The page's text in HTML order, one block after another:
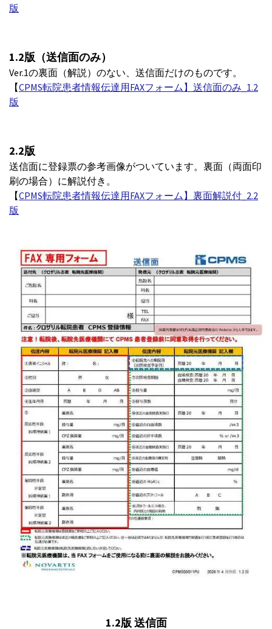
版
1.2版（送信面のみ）
Ver.1の裏面（解説）のない、送信面だけのものです。
【CPMS転院患者情報伝達用FAXフォーム】送信面のみ_1.2
版
2.2版
送信面に登録票の参考画像がついています。裏面（両面印
刷の場合）に解説付き。
【CPMS転院患者情報伝達用FAXフォーム】裏面解説付_2.2
版
1.2版 送信面